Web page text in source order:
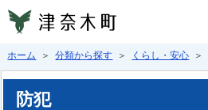
ホーム ＞分類から探す ＞ くらし・安心 ＞
防犯